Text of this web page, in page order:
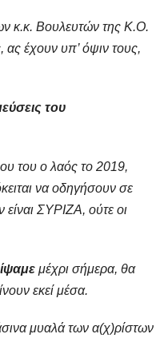
κ.κ. Βουλευτών της Κ.Ο.
έχουν υπ’ όψιν τους,
του
του ο λαός το 2019,
να οδηγήσουν σε
ΣΥΡΙΖΑ, ούτε οι
μέχρι σήμερα, θα
εκεί μέσα.
μυαλά των α(χ)ρίστων